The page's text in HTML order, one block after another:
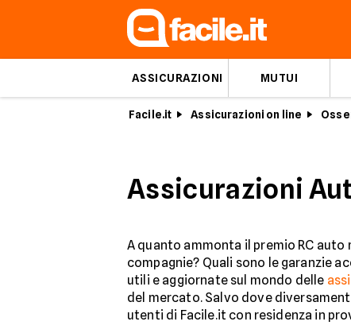
ASSICURAZIONI MUTUI
Facile.it Assicurazioni on line
Assicurazioni
A quanto ammonta il premio RC
compagnie? Quali sono le garanzie
utili e aggiornate sul mondo delle
del mercato. Salvo dove
utenti di Facile.it con residenza in